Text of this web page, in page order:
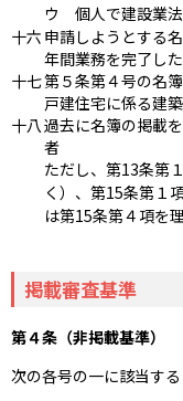
ウ 個人で建設業法
十六 申請しようとする
年間業務を完了し
十七第５条第４号の名
戸建住宅に係る建
十八 過去に名簿の掲載
者
ただし、第13条第
く）、第15条第１
は第15条第４項を
掲載審査基準
第４条（非掲載基準）
次の各号の一に該当す